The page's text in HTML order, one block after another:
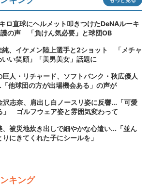
ロ直球にヘルメット叩きつけたDeNAルーキ
の声 「負けん気必要」と球団OB
純、イケメン陸上選手と2ショット 「メチャ
い笑顔」「美男美女」話題に
巨人・リチャード、ソフトバンク・秋広優人
他球団の方が出場機会ある」の声が
沢志奈、肩出し白ノースリ姿に反響...「可愛
」 ゴルフウェア姿と雰囲気変わって
、被災地炊き出しで細やかな心遣い...「並ん
にきてくれた子にシールを」
キング